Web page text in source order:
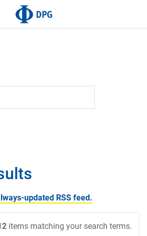
updated RSS feed.
items matching your search terms.
date (newest first)